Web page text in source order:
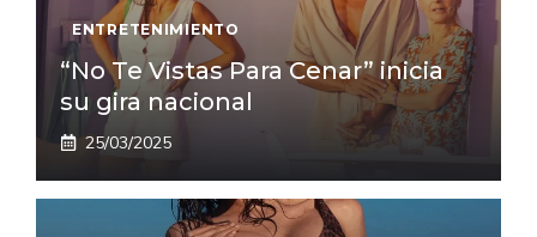
ENTRETENIMIENTO
“No Te Vistas Para Cenar” inicia
su gira nacional
25/03/2025